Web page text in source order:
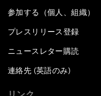
参加する（個人、組織）
プレスリリース登録
ニュースレター購読
連絡先 (英語のみ)